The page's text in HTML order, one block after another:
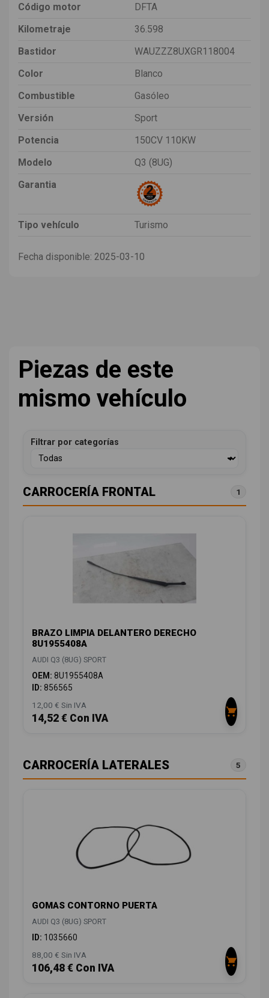
Código motor
DFTA
Kilometraje
36.598
Bastidor
WAUZZZ8UXGR118004
Color
Blanco
Combustible
Gasóleo
Versión
Sport
Potencia
150CV 110KW
Modelo
Q3 (8UG)
Garantia
Tipo vehículo Turismo
Fecha disponible: 2025-03-10
Piezas de este
mismo vehículo
Filtrar por categorías
CARROCERÍA FRONTAL 1
BRAZO LIMPIA DELANTERO DERECHO
8U1955408A
AUDI Q3 (8UG) SPORT
OEM: 8U1955408A
ID: 856565
12,00 € Sin IVA
14,52 € Con IVA
CARROCERÍA LATERALES 5
GOMAS CONTORNO PUERTA
AUDI Q3 (8UG) SPORT
ID: 1035660
88,00 € Sin IVA
106,48 € Con IVA